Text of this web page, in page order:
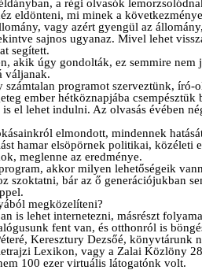
a régi olvasók
eldönteni, mi minek a
vagy azért gyengül az
sajnos ugyanaz. Mivel lehet
segített.
akik úgy gondolták, ez semmire nem
váljanak.
programot szerveztünk, író-
ember hétköznapjába csempésztük
el lehet indulni. Az olvasás évében
elmondott, mindennek
hamar elsöpörnek politikai, közéleti
meglenne az eredménye.
akkor milyen lehetőségeik
szoktatni, bár az ő generációjukban
megközelíteni?
is lehet internetezni, másrészt
fent van, és otthonról is
Keresztury Dezsőé, könyvtárunk
Lexikon, vagy a Zalai Közlöny
100 ezer virtuális látogatónk volt.